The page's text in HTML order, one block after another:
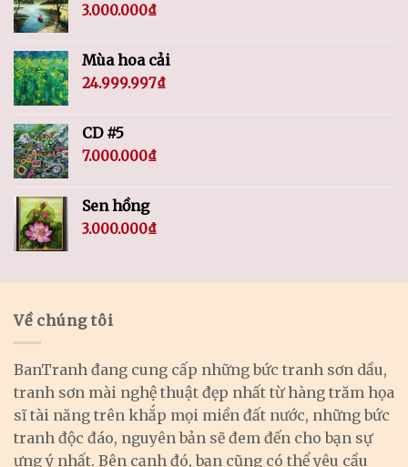
3.000.000₫
Mùa hoa cải
24.999.997₫
CD #5
7.000.000₫
Sen hồng
3.000.000₫
Về chúng tôi
BanTranh đang cung cấp những bức tranh sơn dầu,
tranh sơn mài nghệ thuật đẹp nhất từ hàng trăm họa
sĩ tài năng trên khắp mọi miền đất nước, những bức
tranh độc đáo, nguyên bản sẽ đem đến cho bạn sự
ưng ý nhất. Bên cạnh đó, bạn cũng có thể yêu cầu